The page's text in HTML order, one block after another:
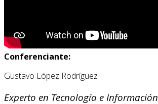
Conferenciante:
Gustavo López Rodríguez
Experto en Tecnología e Información